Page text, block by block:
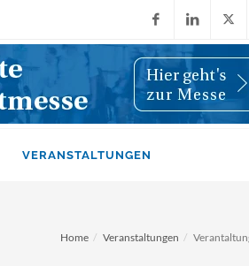
FacebookLinkedIn
X
(Twitter)
VERANSTALTUNGEN
Home Veranstaltungen